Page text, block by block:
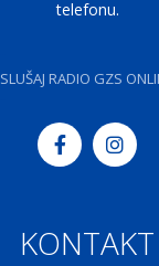
telefonu.
SLUŠAJ RADIO GZS
KONTAKT